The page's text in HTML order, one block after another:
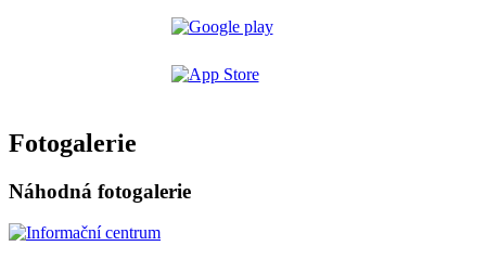
Fotogalerie
Náhodná fotogalerie